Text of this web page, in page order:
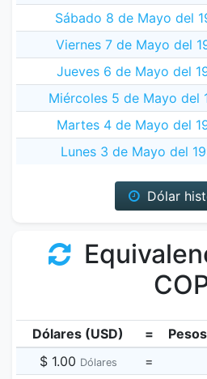
Sábado 8 de Mayo del
Viernes 7 de Mayo del
Jueves 6 de Mayo del
Miércoles 5 de Mayo del
Martes 4 de Mayo del
Lunes 3 de Mayo del
Dólar
Dólares (USD) =
$ 1.00 Dólares =